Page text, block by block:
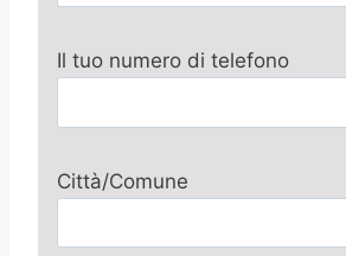
Il tuo numero di telefono
Città/Comune